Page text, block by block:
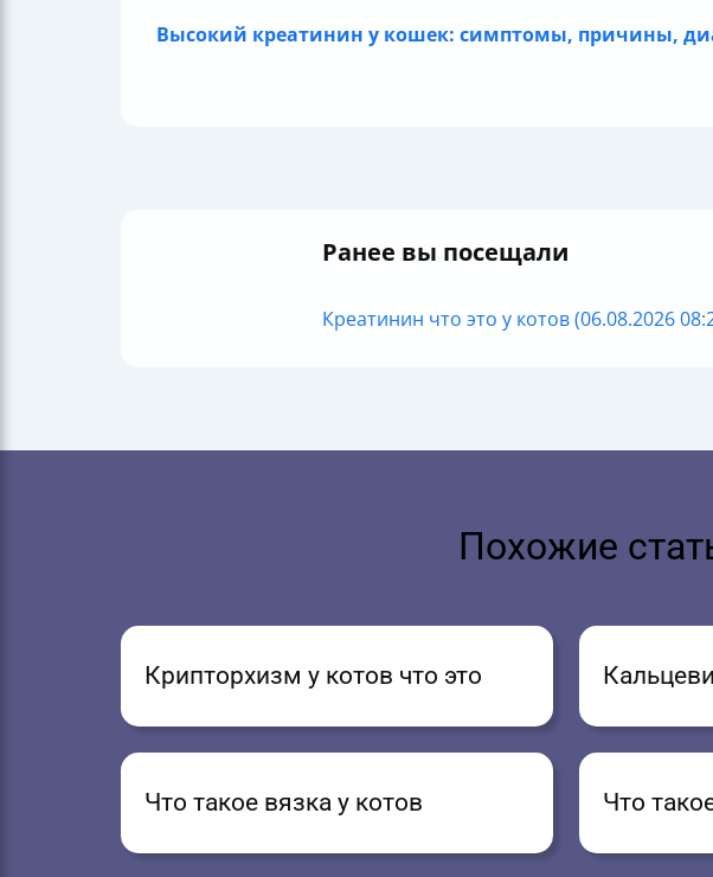
Высокий креатинин у кошек: симптомы, причины,
Ранее вы посещали
Креатинин что это у котов (06.08.2026
Похожие
Крипторхизм у котов что это
Что такое вязка у котов Что